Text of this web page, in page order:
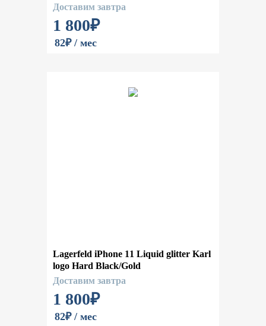
Gold
Доставим завтра
1 800₽
82₽ / мес
Lagerfeld iPhone 11 Liquid glitter Karl
logo Hard Black/Gold
Доставим завтра
1 800₽
82₽ / мес